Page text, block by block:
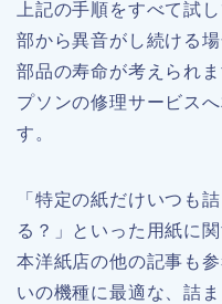
上記の手順をすべて試
部から異音がし続ける
部品の寿命が考えられ
プソンの修理サービス
す。
「特定の紙だけいつも
る？」といった用紙に
本洋紙店の他の記事も
いの機種に最適な、詰